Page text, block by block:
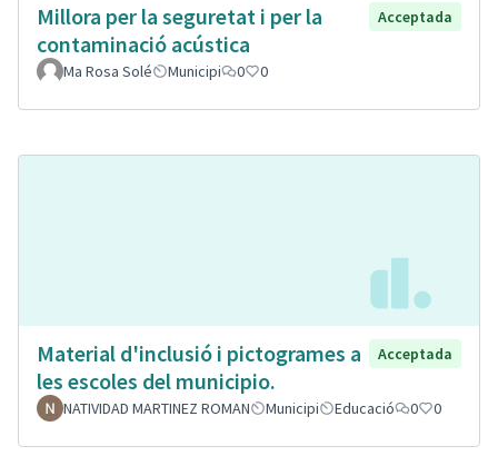
Millora per la seguretat i per la
contaminació acústica
Acceptada
Ma Rosa Solé Municipi 0 0
Material d'inclusió i pictogrames a
les escoles del municipio.
Acceptada
NATIVIDAD MARTINEZ ROMAN Municipi Educació 0 0